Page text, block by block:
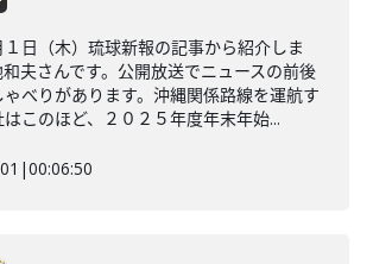
１日（木）琉球新報の記事から紹介しま
夫さんです。公開放送でニュースの前後
べりがあります。沖縄関係路線を運航す
このほど、２０２５年度年末年始...
|00:06:50